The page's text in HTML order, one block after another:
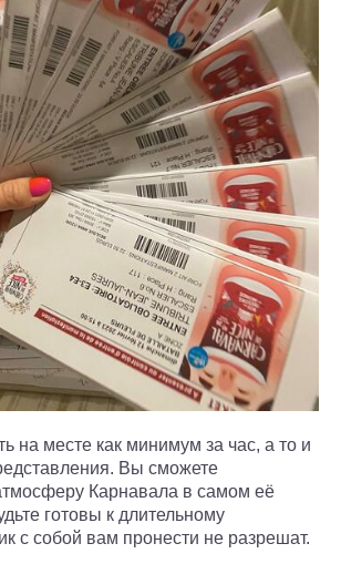
на месте как минимум за час, а то и
Вы сможете
Карнавала в самом её
готовы к длительному
с собой вам пронести не разрешат.